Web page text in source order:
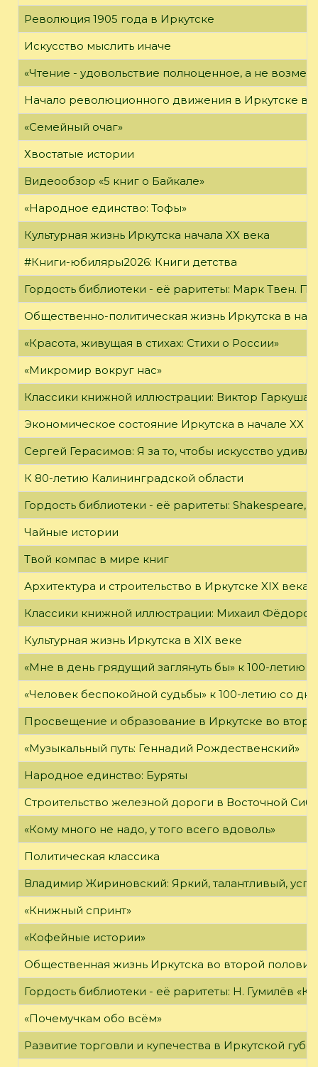
Революция 1905 года в Иркутске
Искусство мыслить иначе
«Чтение - удовольствие полноценное, а не
Начало революционного движения в Иркутске в
«Семейный очаг»
Хвостатые истории
Видеообзор «5 книг о Байкале»
«Народное единство: Тофы»
Культурная жизнь Иркутска начала XX века
#Книги-юбиляры2026: Книги детства
Гордость библиотеки - её раритеты: Марк Твен.
Общественно-политическая жизнь Иркутска в
«Красота, живущая в стихах: Стихи о России»
«Микромир вокруг нас»
Классики книжной иллюстрации: Виктор Гаркуша
Экономическое состояние Иркутска в начале XX
Сергей Герасимов: Я за то, чтобы искусство
К 80-летию Калининградской области
Гордость библиотеки - её раритеты: Shakespeare,
Чайные истории
Твой компас в мире книг
Архитектура и строительство в Иркутске XIX века
Классики книжной иллюстрации: Михаил Фёдоров
Культурная жизнь Иркутска в XIX веке
«Мне в день грядущий заглянуть бы» к 100-летию
«Человек беспокойной судьбы» к 100-летию со
Просвещение и образование в Иркутске во
«Музыкальный путь: Геннадий Рождественский»
Народное единство: Буряты
Строительство железной дороги в Восточной
«Кому много не надо, у того всего вдоволь»
Политическая классика
Владимир Жириновский: Яркий, талантливый,
«Книжный спринт»
«Кофейные истории»
Общественная жизнь Иркутска во второй
Гордость библиотеки - её раритеты: Н. Гумилёв
«Почемучкам обо всём»
Развитие торговли и купечества в Иркутской